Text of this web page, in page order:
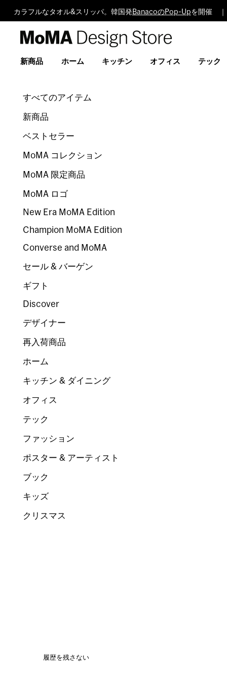
カラフルなタオル&スリッパ。韓国発 BanacoのPop-Upを開催
Design
新商品 ホーム キッチン オフィス テック
すべてのアイテム
新商品
ベストセラー
MoMA コレクション
MoMA 限定商品
MoMA ロゴ
New Era MoMA Edition
Champion MoMA Edition
Converse and MoMA
セール & バーゲン
ギフト
Discover
デザイナー
再入荷商品
ホーム
キッチン & ダイニング
オフィス
テック
ファッション
ポスター & アーティスト
ブック
キッズ
クリスマス
履歴を残さない